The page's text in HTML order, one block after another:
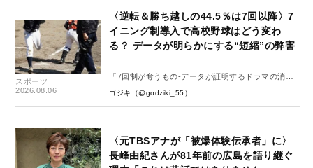
スポーツ
2026.08.06
〈逆転＆勝ち越しの44.5％は7回以降〉7
イニング制導入で高校野球はどう変わ
る？ データが明らかにする“短縮”の弊害
「7回制が奪うもの-データが証明するドラマの消
失-」
ゴジキ（@godziki_55）
〈元TBSアナが「被爆体験伝承者」に〉
長峰由紀さんが81年前の広島を語り継ぐ